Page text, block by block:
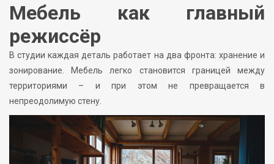
Мебель как главный
режиссёр
В студии каждая деталь работает на два фронта: хранение и
зонирование. Мебель легко становится границей между
территориями – и при этом не превращается в
непреодолимую стену.